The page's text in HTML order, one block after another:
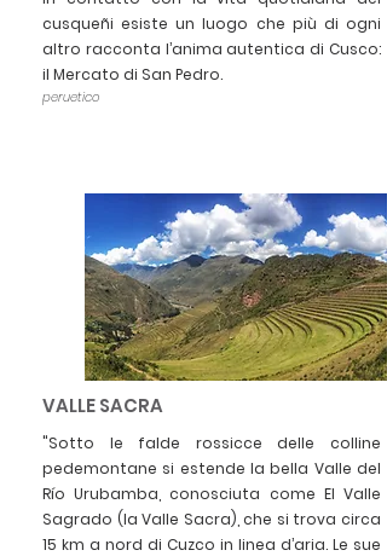
cusqueñi esiste un luogo che più di ogni
altro racconta l’anima autentica di Cusco:
il Mercato di San Pedro.
peruetico
VALLE SACRA
"Sotto le falde rossicce delle colline
pedemontane si estende la bella Valle del
Río Urubamba, conosciuta come El Valle
Sagrado (la Valle Sacra), che si trova circa
15 km a nord di Cuzco in linea d’aria. Le sue